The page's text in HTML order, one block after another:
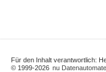
Für den Inhalt verantwortlich:
© 1999-2026 nu